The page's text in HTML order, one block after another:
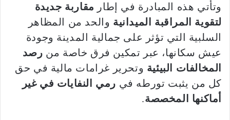
وتأتي هذه المبادرة في إطار مقاربة جديدة
لتقوية المراقبة الميدانية والحد من المظاهر
السلبية التي تؤثر على جمالية المدينة وجودة
عيش سكانها، عبر تمكين فرق خاصة من رصد
المخالفات البيئية وتحرير غرامات مالية في حق
كل من يثبت تورطه في رمي النفايات في غير
أماكنها المخصصة.